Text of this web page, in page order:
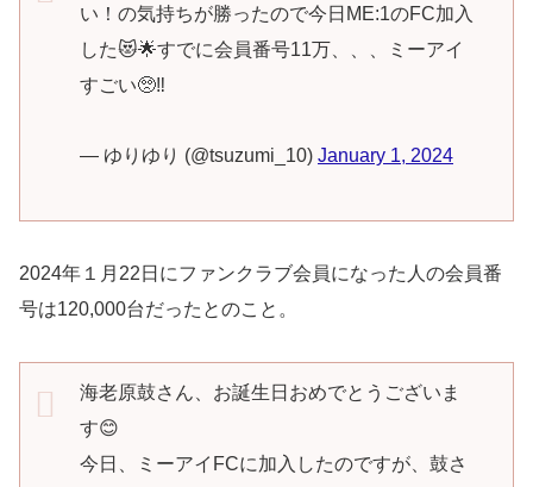
い！の気持ちが勝ったので今日ME:1のFC加入
した😻🌟すでに会員番号11万、、、ミーアイ
すごい🥺‼️
— ゆりゆり (@tsuzumi_10) January 1, 2024
2024年１月22日にファンクラブ会員になった人の会員番
号は120,000台だったとのこと。
海老原鼓さん、お誕生日おめでとうございま
す😊
今日、ミーアイFCに加入したのですが、鼓さ